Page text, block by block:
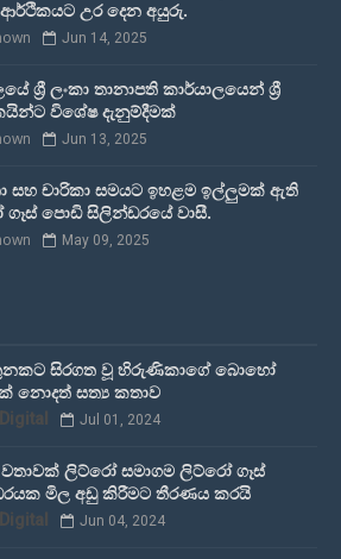
උර දෙන අයුරු.
Jun 14, 2025
ශ්‍රී ලංකා තානාපති කාර්යාලයෙන් ශ්‍රී
විශේෂ දැනුම්දීමක්
Jun 13, 2025
සහ චාරිකා සමයට ඉහළම ඉල්ලුමක් ඇති
පොඩි සිලින්ඩරයේ වාසී.
May 09, 2025
සිරගත වූ හිරුණිකාගේ බොහෝ
නොදත් සත්‍ය කතාව
Jul 01, 2024
ලිට්රෝ සමාගම ලිට්රෝ ගෑස්
මිල අඩු කිරීමට තීරණය කරයි
Jun 04, 2024